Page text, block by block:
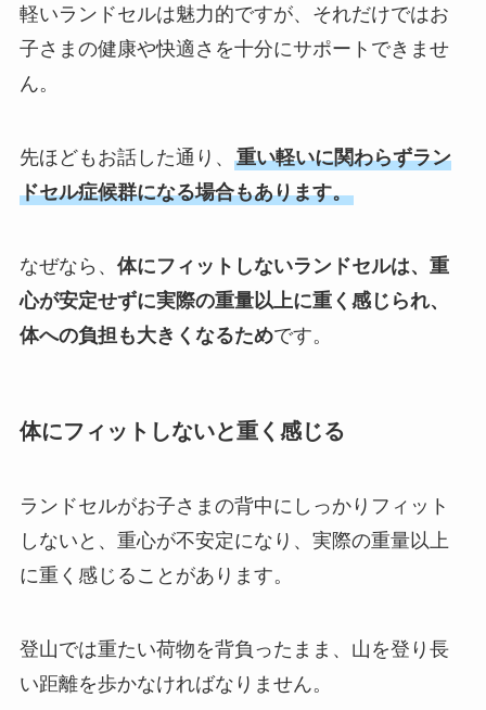
軽いランドセルは魅力的ですが、それだけではお
子さまの健康や快適さを十分にサポートできませ
ん。
先ほどもお話した通り、 重い軽いに関わらずラン
ドセル症候群になる場合もあります。
なぜなら、 体にフィットしないランドセルは、重
心が安定せずに実際の重量以上に重く感じられ、
体への負担も大きくなるためです。
体にフィットしないと重く感じる
ランドセルがお子さまの背中にしっかりフィット
しないと、重心が不安定になり、実際の重量以上
に重く感じることがあります。
登山では重たい荷物を背負ったまま、山を登り長
い距離を歩かなければなりません。